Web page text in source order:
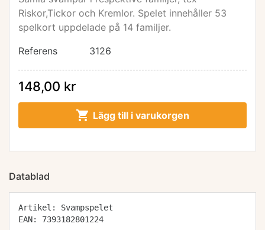
Riskor,Tickor och Kremlor. Spelet innehåller 53
spelkort uppdelade på 14 familjer.
Referens
3126
148,00 kr
 Lägg till i varukorgen
Datablad
Artikel: Svampspelet
EAN: 7393182801224